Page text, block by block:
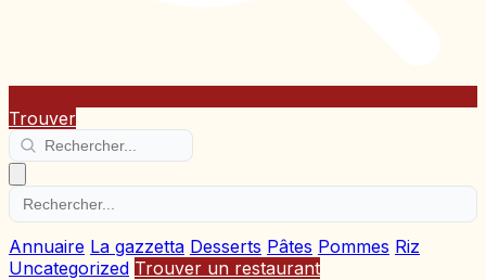
Trouver
Annuaire La gazzetta Desserts Pâtes Pommes Riz
Uncategorized Trouver un restaurant